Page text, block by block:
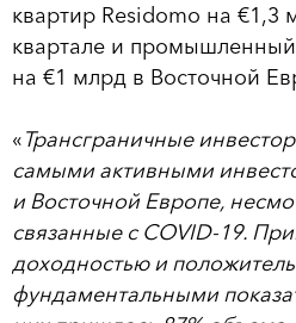
квартир Residomo на €1,3
квартале и
на €1 млрд в Восточной
«Трансграничные
самыми активными
и Восточной Европе,
связанные с COVID-19.
доходностью и
фундаментальными